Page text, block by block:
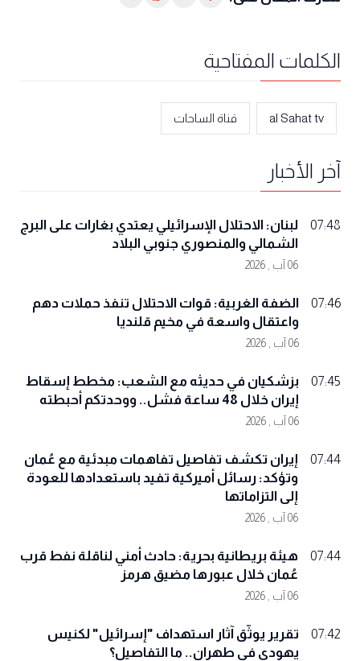
الكلمات المفتاحية
al Sahat tv قناة الساحات
آخر الأخبار
07:48
لبنان: الاحتلال الإسرائيلي يعتدي بغارات على البرج
الشمالي والمنصوري جنوبي البلاد
06 آب , 2026
07:46
الضفة الغربية: قوات الاحتلال تنفذ حملات دهم
واعتقال واسعة في مخيم قلنديا
06 آب , 2026
07:45
بزشكيان في حديثه مع الشعب: مخطط إسقاط
إيران خلال 48 ساعة فشل.. ووحدتكم أحبطته
06 آب , 2026
07:44
إيران تكشف تفاصيل تفاهمات مبدئية مع عُمان
وتؤكد: رسائل أميركية تفيد باستعدادها للعودة
إلى التزاماتها
06 آب , 2026
07:44
هيئة بريطانية بحرية: حادث أمني لناقلة نفط قرب
عُمان خلال عبورها مضيق هرمز
06 آب , 2026
07:42
تقرير يوثّق آثار استهداف "إسرائيل" لكنيس
يهودي في طهران.. ما التفاصيل؟